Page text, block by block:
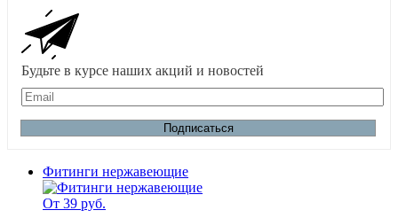
Будьте в курсе наших акций и новостей
Email:
Подписаться
Фитинги нержавеющие
От 39 руб.